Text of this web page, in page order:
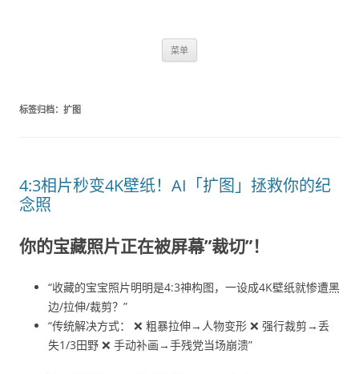
菜单
标签归档： 扩图
4:3相片秒变4K壁纸！AI「扩图」拯救你的纪
念照
你的宝藏照片正在被屏幕”裁切”！
“收藏的宝宝照片明明是4:3神构图，一设成4K壁纸就惨遭黑
边/拉伸/裁剪？”
“传统解决方式： ❌ 粗暴拉伸→人物变形 ❌ 强行裁剪→丢
失1/3田野 ❌ 手动补画→手残党当场崩溃”